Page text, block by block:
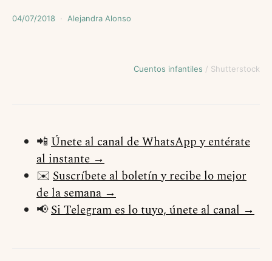
04/07/2018 Alejandra Alonso
Cuentos infantiles / Shutterstock
📲 Únete al canal de WhatsApp y entérate
al instante →
✉️ Suscríbete al boletín y recibe lo mejor
de la semana →
📢Si Telegram es lo tuyo, únete al canal →